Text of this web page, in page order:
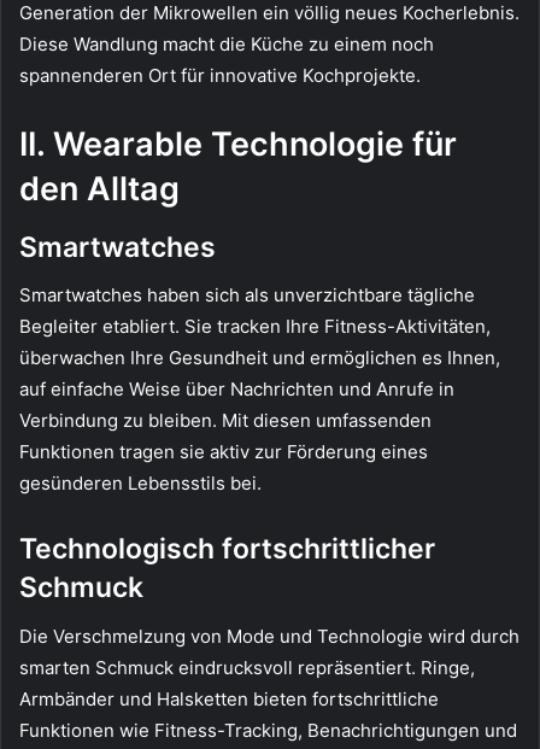
Generation der Mikrowellen ein völlig neues Kocherlebnis.
Diese Wandlung macht die Küche zu einem noch
spannenderen Ort für innovative Kochprojekte.
II. Wearable Technologie für
den Alltag
Smartwatches
Smartwatches haben sich als unverzichtbare tägliche
Begleiter etabliert. Sie tracken Ihre Fitness-Aktivitäten,
überwachen Ihre Gesundheit und ermöglichen es Ihnen,
auf einfache Weise über Nachrichten und Anrufe in
Verbindung zu bleiben. Mit diesen umfassenden
Funktionen tragen sie aktiv zur Förderung eines
gesünderen Lebensstils bei.
Technologisch fortschrittlicher
Schmuck
Die Verschmelzung von Mode und Technologie wird durch
smarten Schmuck eindrucksvoll repräsentiert. Ringe,
Armbänder und Halsketten bieten fortschrittliche
Funktionen wie Fitness-Tracking, Benachrichtigungen und